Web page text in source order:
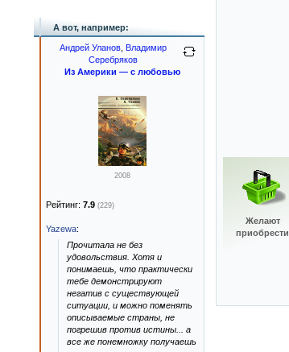
Желают
приобрести
А вот, например:
Андрей Уланов, Владимир
Серебряков
Из Америки — с любовью
2008
Рейтинг: 7.9 (229)
Yazewa:
Прочитала не без
удовольствия. Хотя и
понимаешь, что практически
тебе демонстрируют
негатив с существующей
ситуации, и можно поменять
описываемые страны, не
погрешив против истины... а
все же понемножку получаешь